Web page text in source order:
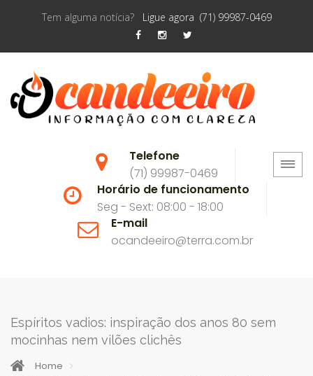
Tem alguma notícia? Ligue agora (71) 99987-0469
Telefone
(71) 99987-0469
Horário de funcionamento
Seg - Sext: 08:00 - 18:00
E-mail
ocandeeiro@terra.com.br
Espíritos vadios: inspiração dos anos 80 sem
mocinhas nem vilões clichês
Home